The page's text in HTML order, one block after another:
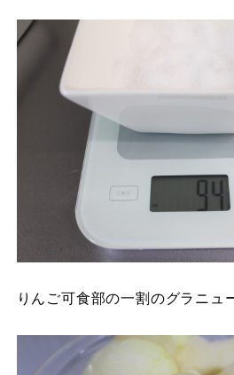
りんご可食部の一割のグラニュ